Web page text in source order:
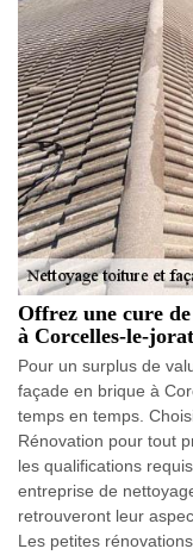
Offrez une cure
à Corcelles-le-jorat
Pour un surplus de
façade en brique à
temps en temps.
Rénovation pour tout
les qualifications
entreprise de
retrouveront leur
Les petites